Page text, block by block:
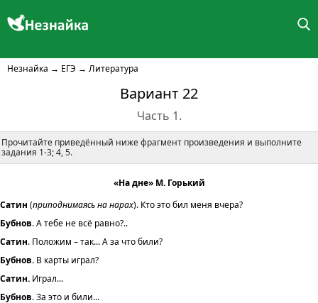
Незнайка → ЕГЭ → Литература
Вариант 22
Часть 1.
Прочитайте приведённый ниже фрагмент произведения и выполните
задания 1-3; 4, 5.
«На дне» М. Горький
Сатин (приподнимаясь на нарах). Кто это бил меня вчера?
Бубнов. А тебе не всё равно?..
Сатин. Положим – так... А за что били?
Бубнов. В карты играл?
Сатин. Играл...
Бубнов. За это и били...